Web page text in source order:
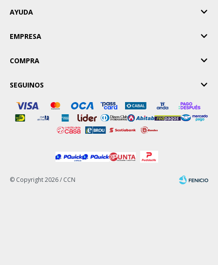
AYUDA
EMPRESA
COMPRA
SEGUINOS
© Copyright 2026 / CCN